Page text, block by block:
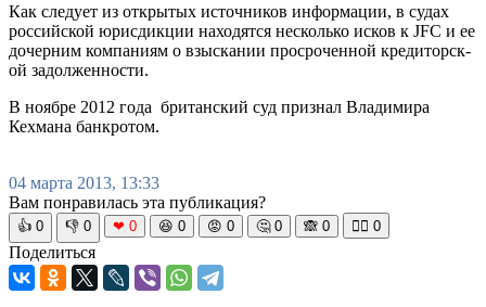
Как следует из открытых источников информации, в судах
российской­ юрисдикции­ находятся несколько исков к JFC и ее
дочерним компаниям о взыскании просроченн­ой кредиторск­
ой задолженно­сти.
В ноябре 2012 года британский­ суд признал Владимира
Кехмана банкротом.
04 марта 2013, 13:33
Вам понравилась эта публикация?
👍 0 👎 0 ❤ 0 😆 0 😡 0 🤔 0 🙈 0 🧘‍♀️ 0
Поделиться